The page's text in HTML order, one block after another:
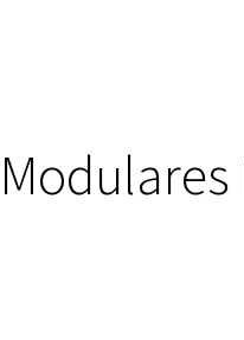
Modulares